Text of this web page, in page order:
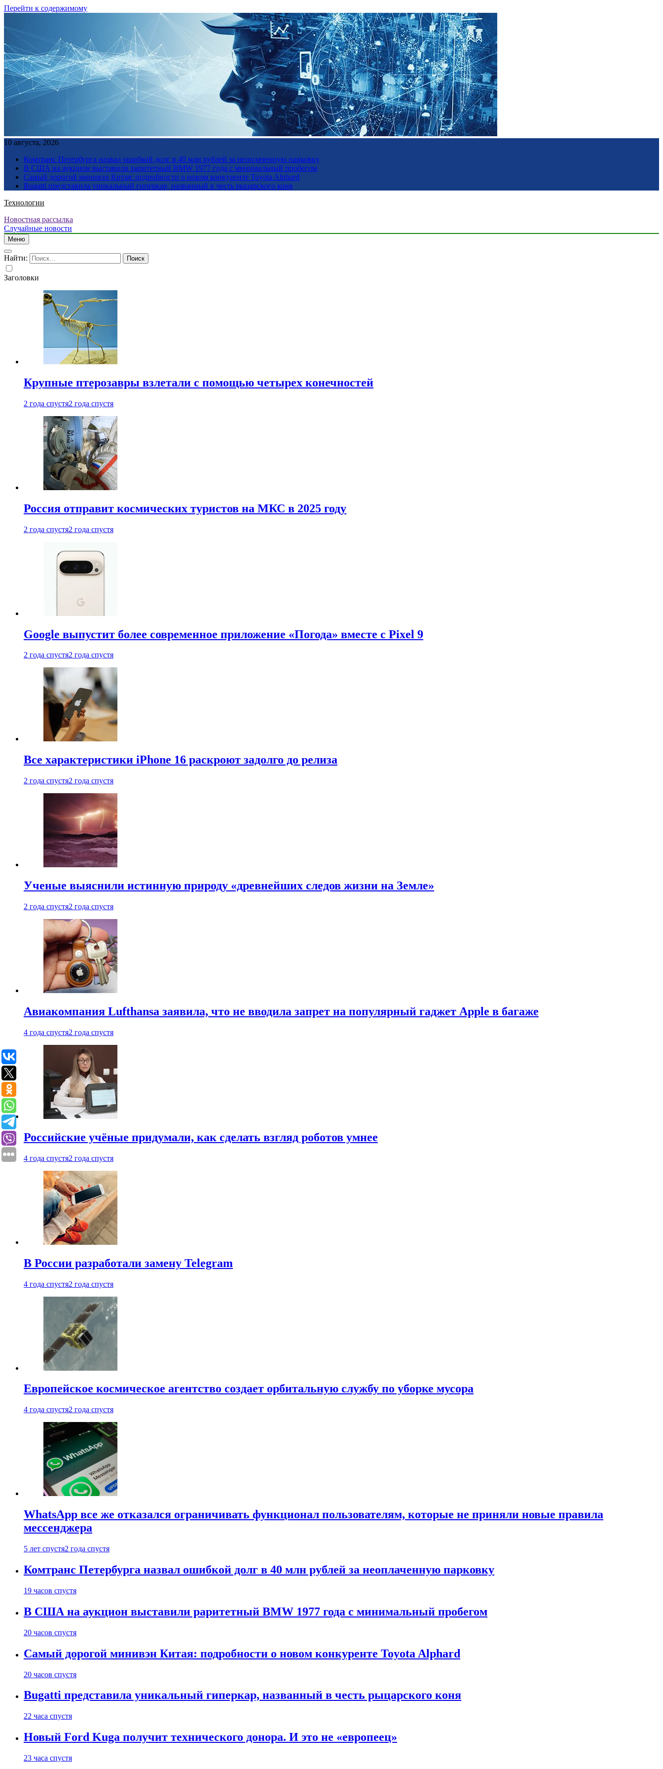
Перейти к содержимому
10 августа, 2026
Комтранс Петербурга назвал ошибкой долг в 40 млн рублей за неоплаченную парковку
В США на аукцион выставили раритетный BMW 1977 года с минимальный пробегом
Самый дорогой минивэн Китая: подробности о новом конкуренте Toyota Alphard
Bugatti представила уникальный гиперкар, названный в честь рыцарского коня
Технологии
Новостная рассылка
Случайные новости
Меню
Найти:
Заголовки
Крупные птерозавры взлетали с помощью четырех конечностей
2 года спустя2 года спустя
Россия отправит космических туристов на МКС в 2025 году
2 года спустя2 года спустя
Google выпустит более современное приложение «Погода» вместе с Pixel 9
2 года спустя2 года спустя
Все характеристики iPhone 16 раскроют задолго до релиза
2 года спустя2 года спустя
Ученые выяснили истинную природу «древнейших следов жизни на Земле»
2 года спустя2 года спустя
Авиакомпания Lufthansa заявила, что не вводила запрет на популярный гаджет Apple в багаже
4 года спустя2 года спустя
Российские учёные придумали, как сделать взгляд роботов умнее
4 года спустя2 года спустя
В России разработали замену Telegram
4 года спустя2 года спустя
Европейское космическое агентство создает орбитальную службу по уборке мусора
4 года спустя2 года спустя
WhatsApp все же отказался ограничивать функционал пользователям, которые не приняли новые правила
мессенджера
5 лет спустя2 года спустя
Комтранс Петербурга назвал ошибкой долг в 40 млн рублей за неоплаченную парковку
19 часов спустя
В США на аукцион выставили раритетный BMW 1977 года с минимальный пробегом
20 часов спустя
Самый дорогой минивэн Китая: подробности о новом конкуренте Toyota Alphard
20 часов спустя
Bugatti представила уникальный гиперкар, названный в честь рыцарского коня
22 часа спустя
Новый Ford Kuga получит технического донора. И это не «европеец»
23 часа спустя